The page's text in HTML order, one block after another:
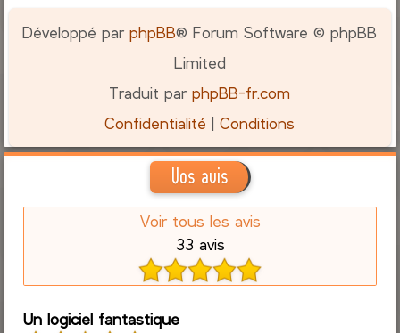
Développé parphpBB® Forum Software © phpBB
Limited
Traduit parphpBB-fr.com
Confidentialité |Conditions
Vos avis
Voir tous les avis
33 avis
Un logiciel fantastique